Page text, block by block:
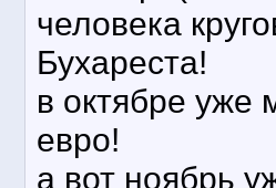
человека
Бухареста!
в октябре уже
евро!
а вот ноябрь